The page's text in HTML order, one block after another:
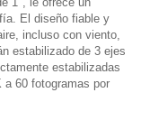
El diseño fiable y
incluso con viento,
estabilizado de 3 ejes
estabilizadas
60 fotogramas por